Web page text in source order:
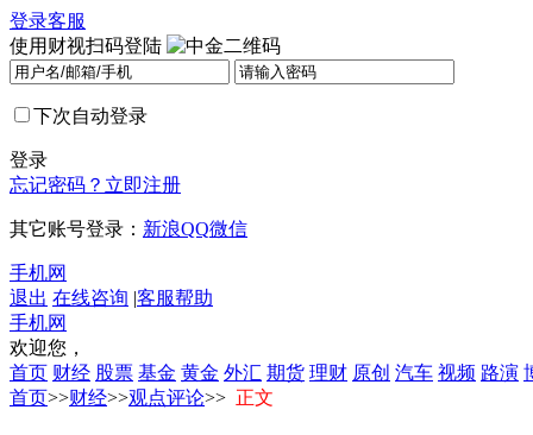
登录客服
使用财视扫码登陆
下次自动登录
登录
忘记密码？ 立即注册
其它账号登录： 新浪QQ微信
手机网
退出 在线咨询 |客服帮助
手机网
欢迎您，
首页 财经 股票 基金 黄金 外汇 期货 理财 原创 汽车 视频 路演
首页>>财经>>观点评论>> 正文